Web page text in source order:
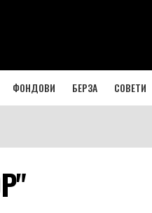
ФОНДОВИ БЕРЗА СОВЕТИ